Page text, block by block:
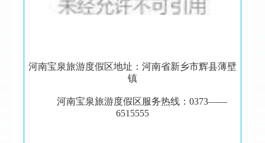
河南宝泉旅游度假区地址：河南省新乡市辉县薄壁
镇
河南宝泉旅游度假区服务热线：0373——
6515555